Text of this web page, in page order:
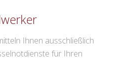
Ihnen ausschließlich
für Ihren